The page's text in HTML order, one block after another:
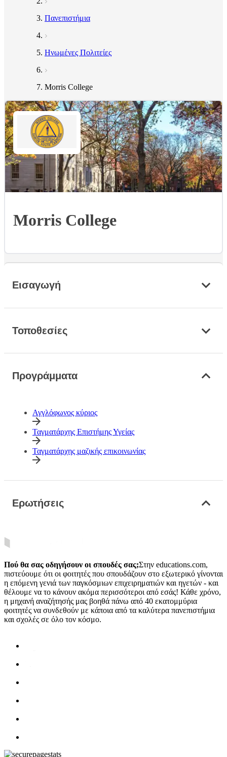
Πανεπιστήμια
Ηνωμένες Πολιτείες
Morris College
Morris College
Εισαγωγή
Τοποθεσίες
Προγράμματα
Αγγλόφωνος κύριος
Ταγματάρχης Επιστήμης Υγείας
Ταγματάρχης μαζικής επικοινωνίας
Ερωτήσεις
Πού θα σας οδηγήσουν οι σπουδές σας;Στην educations.com,
πιστεύουμε ότι οι φοιτητές που σπουδάζουν στο εξωτερικό γίνονται
η επόμενη γενιά των παγκόσμιων επιχειρηματιών και ηγετών - και
θέλουμε να το κάνουν ακόμα περισσότεροι από εσάς! Κάθε χρόνο,
η μηχανή αναζήτησής μας βοηθά πάνω από 40 εκατομμύρια
φοιτητές να συνδεθούν με κάποια από τα καλύτερα πανεπιστήμια
και σχολές σε όλο τον κόσμο.